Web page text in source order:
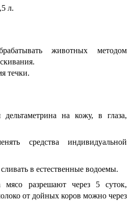
л.
животных методом
течки.
дельтаметрина на кожу, в глаза,
средства индивидуальной
в естественные водоемы.
разрешают через 5 суток,
от дойных коров можно через